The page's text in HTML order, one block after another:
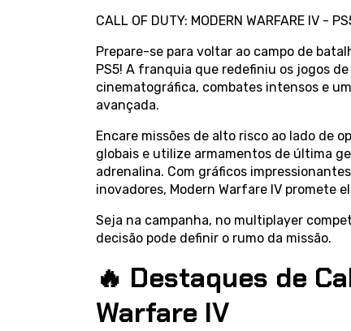
CALL OF DUTY: MODERN WARFARE IV -
Prepare-se para voltar ao campo de
PS5! A franquia que redefiniu os jogos
cinematográfica, combates intensos e
avançada.
Encare missões de alto risco ao lado de
globais e utilize armamentos de última
adrenalina. Com gráficos
inovadores, Modern Warfare IV promete
Seja na campanha, no multiplayer
decisão pode definir o rumo da missão.
🔥 Destaques de
Warfare IV